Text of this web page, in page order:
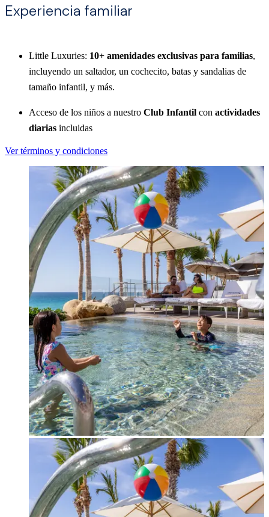
Experiencia familiar
Little Luxuries: 10+ amenidades exclusivas para familias,
incluyendo un saltador, un cochecito, batas y sandalias de
tamaño infantil, y más.
Acceso de los niños a nuestro Club Infantil con actividades
diarias incluidas
Ver términos y condiciones